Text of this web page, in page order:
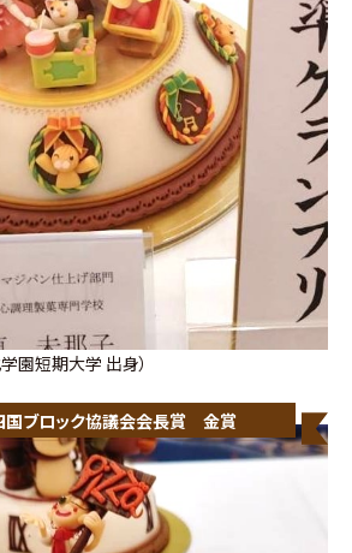
園短期大学 出身）
ブロック協議会会長賞 金賞